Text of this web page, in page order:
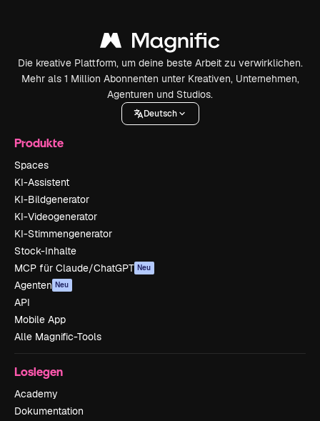
Die kreative Plattform, um deine beste Arbeit zu verwirklichen.
Mehr als 1 Million Abonnenten unter Kreativen, Unternehmen,
Agenturen und Studios.
Deutsch
Produkte
Spaces
KI-Assistent
KI-Bildgenerator
KI-Videogenerator
KI-Stimmengenerator
Stock-Inhalte
MCP für Claude/ChatGPT Neu
Agenten Neu
API
Mobile App
Alle Magnific-Tools
Loslegen
Academy
Dokumentation